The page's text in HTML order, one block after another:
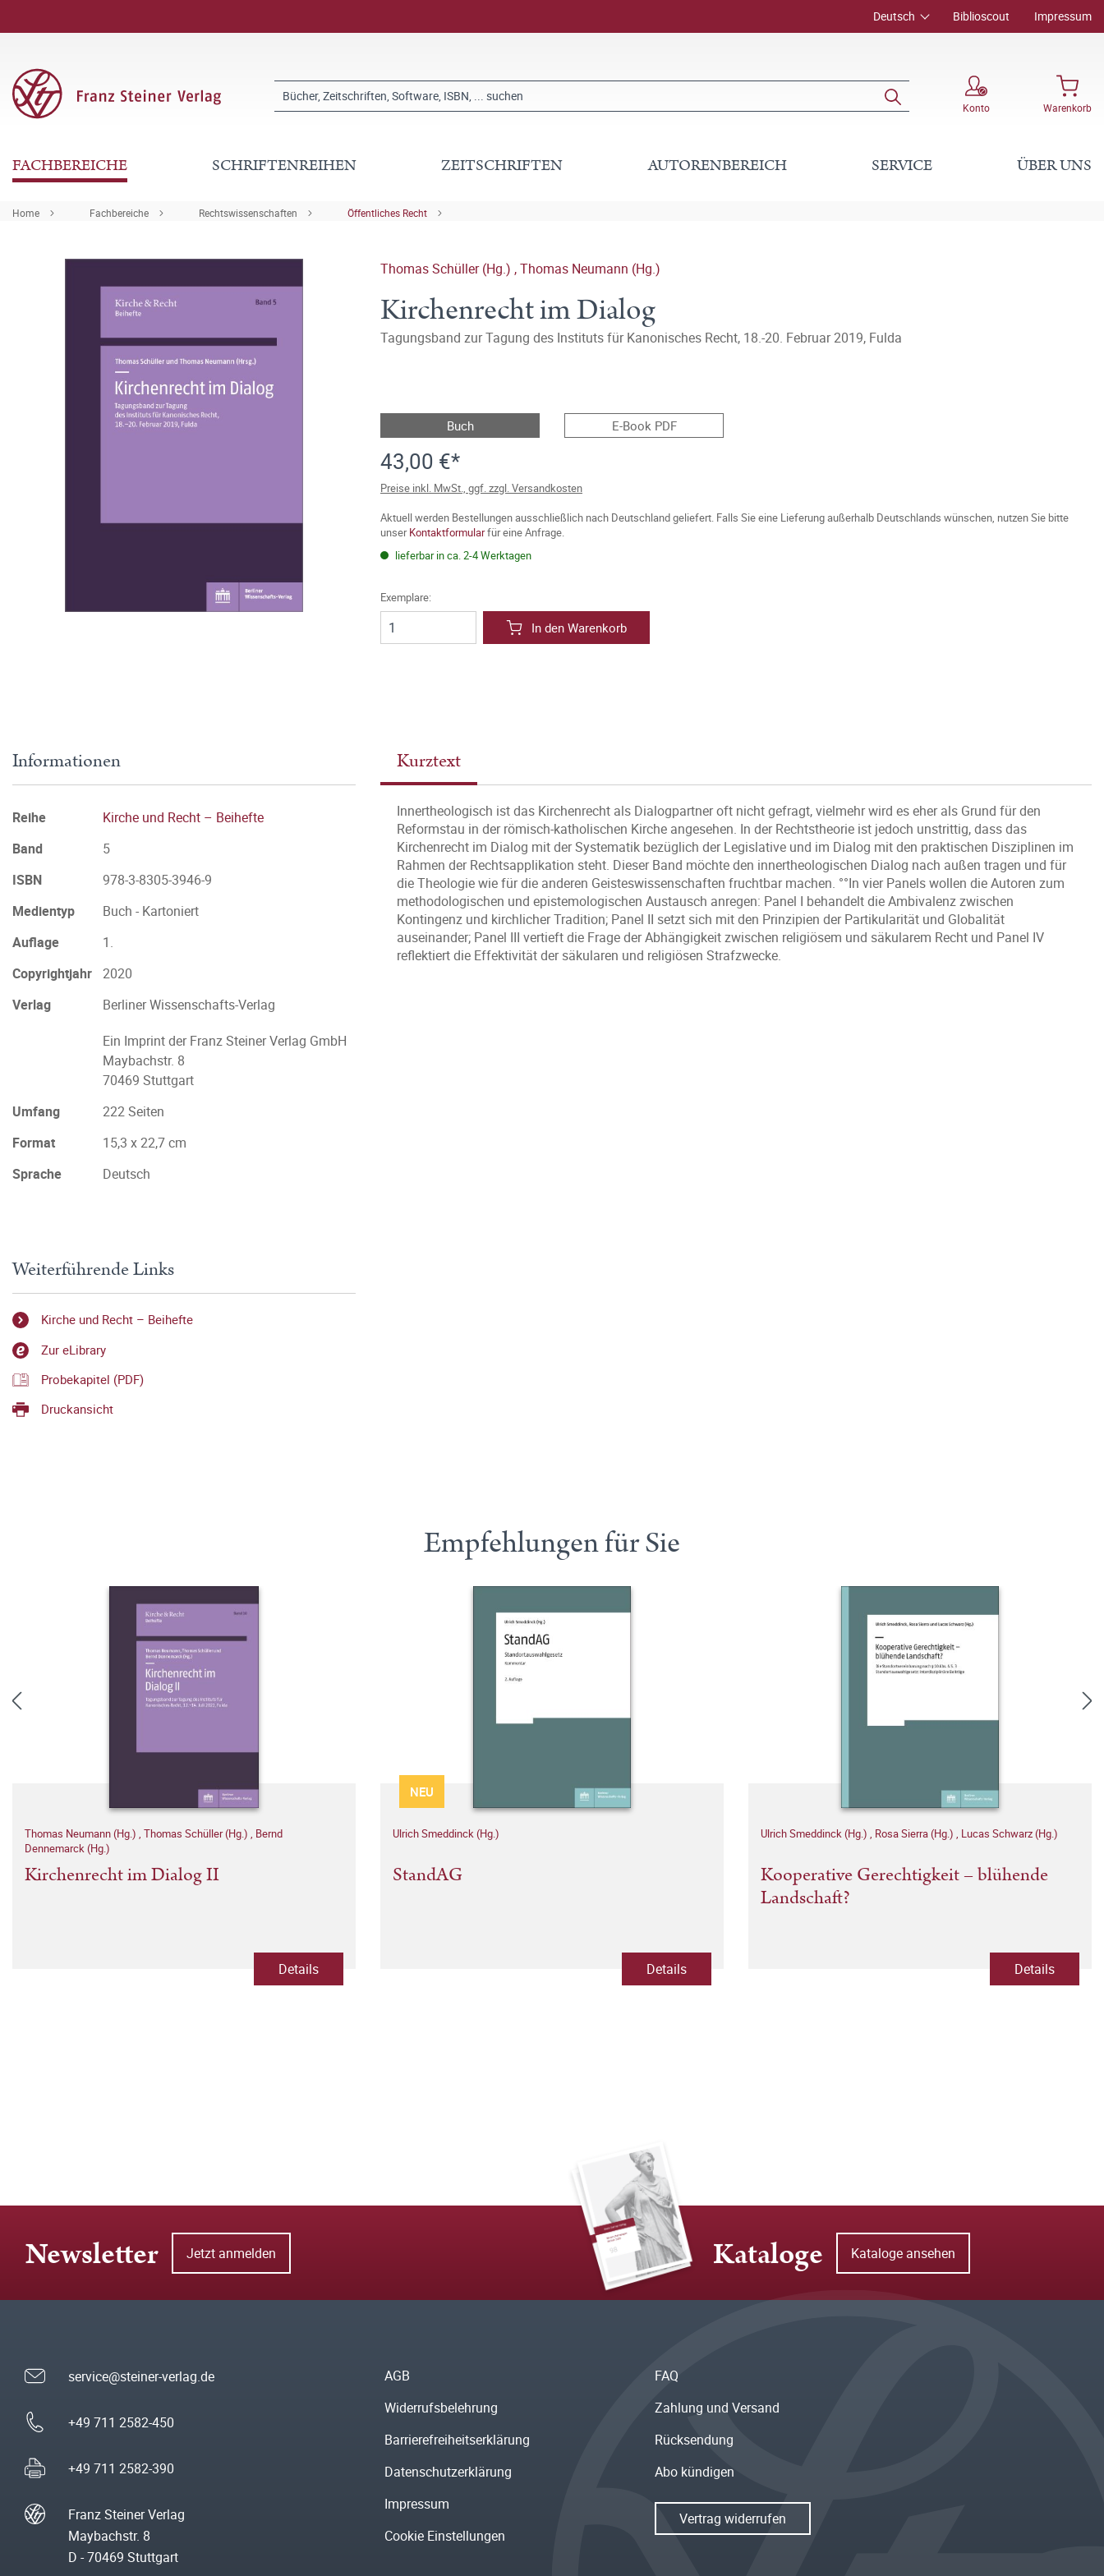
Deutsch Biblioscout Impressum
Konto Warenkorb
FACHBEREICHE SCHRIFTENREIHEN ZEITSCHRIFTEN AUTORENBEREICH SERVICE ÜBER UNS
Home Fachbereiche Rechtswissenschaften Öffentliches Recht
Thomas Schüller (Hg.) ,Thomas Neumann (Hg.)
Kirchenrecht im Dialog
Tagungsband zur Tagung des Instituts für Kanonisches Recht, 18.-20. Februar 2019, Fulda
Buch E-Book PDF
43,00 €*
Preise inkl. MwSt., ggf. zzgl. Versandkosten
Aktuell werden Bestellungen ausschließlich nach Deutschland geliefert. Falls Sie eine Lieferung außerhalb Deutschlands wünschen, nutzen Sie bitte
unserKontaktformularfür eine Anfrage.
lieferbar in ca. 2-4 Werktagen
Exemplare:
In den Warenkorb
Kurztext
Innertheologisch ist das Kirchenrecht als Dialogpartner oft nicht gefragt, vielmehr wird es eher als Grund für den
Reformstau in der römisch-katholischen Kirche angesehen. In der Rechtstheorie ist jedoch unstrittig, dass das
Kirchenrecht im Dialog mit der Systematik bezüglich der Legislative und im Dialog mit den praktischen Disziplinen im
Rahmen der Rechtsapplikation steht. Dieser Band möchte den innertheologischen Dialog nach außen tragen und für
die Theologie wie für die anderen Geisteswissenschaften fruchtbar machen. °°In vier Panels wollen die Autoren zum
methodologischen und epistemologischen Austausch anregen: Panel I behandelt die Ambivalenz zwischen
Kontingenz und kirchlicher Tradition; Panel II setzt sich mit den Prinzipien der Partikularität und Globalität
auseinander; Panel III vertieft die Frage der Abhängigkeit zwischen religiösem und säkularem Recht und Panel IV
reflektiert die Effektivität der säkularen und religiösen Strafzwecke.
Informationen
Reihe
Kirche und Recht – Beihefte
Band
5
ISBN
978-3-8305-3946-9
Medientyp
Buch - Kartoniert
Auflage
1.
Copyrightjahr 2020
Verlag
Berliner Wissenschafts-Verlag
Ein Imprint der Franz Steiner Verlag GmbH
Maybachstr. 8
70469 Stuttgart
Umfang
222 Seiten
Format
15,3 x 22,7 cm
Sprache
Deutsch
Weiterführende Links
Kirche und Recht – Beihefte
Zur eLibrary
Probekapitel (PDF)
Druckansicht
Empfehlungen für Sie
Thomas Neumann (Hg.) , Thomas Schüller (Hg.) , Bernd
Dennemarck (Hg.)
Kirchenrecht im Dialog II
Details
NEU
Ulrich Smeddinck (Hg.)
StandAG
Details
Ulrich Smeddinck (Hg.) , Rosa Sierra (Hg.) , Lucas Schwarz (Hg.)
Kooperative Gerechtigkeit – blühende
Landschaft?
Details
Newsletter Jetzt anmelden Kataloge Kataloge ansehen
service@steiner-verlag.de
+49 711 2582-450
+49 711 2582-390
Franz Steiner Verlag
Maybachstr. 8
D - 70469 Stuttgart
AGB
Widerrufsbelehrung
Barrierefreiheitserklärung
Datenschutzerklärung
Impressum
Cookie Einstellungen
FAQ
Zahlung und Versand
Rücksendung
Abo kündigen
Vertrag widerrufen